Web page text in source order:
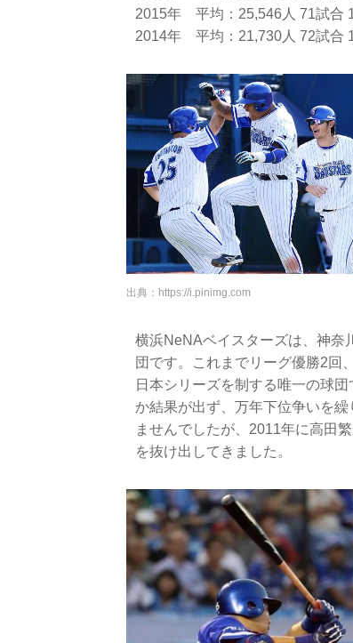
2015年 平均：25,546人 71試合
2014年 平均：21,730人 72試合
出典： https://i.pinimg.com
横浜NeNAベイスターズは、神奈
団です。これまでリーグ優勝2回
日本シリーズを制する唯一の球
か結果が出ず、万年下位争いを
ませんでしたが、2011年に高田
を抜け出してきました。